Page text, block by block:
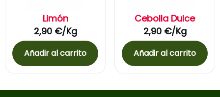
Limón
2,90 €/Kg
Añadir al carrito
Cebolla Dulce
2,90 €/Kg
Añadir al carrito